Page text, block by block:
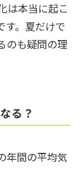
は本当に起こ
す。夏だけで
のも疑問の理
る？
年間の平均気